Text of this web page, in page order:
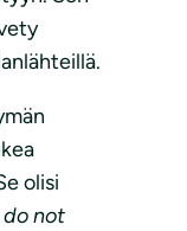
olisi
do not